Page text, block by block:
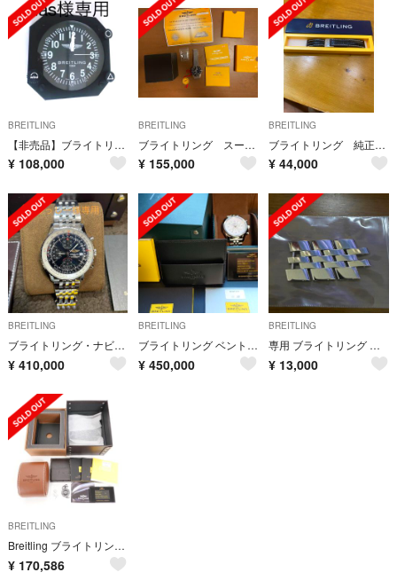
BREITLING
【非売品】ブライトリング 壁掛け
¥ 108,000
BREITLING
ブライトリング スーパーオーシャンヘリテージ46
¥ 155,000
BREITLING
ブライトリング 純正クロコベルト バックル付き
¥ 44,000
BREITLING
ブライトリング・ナビタイマーヘリテージ
¥ 410,000
BREITLING
ブライトリング ベントレー B05 ユニタイム
¥ 450,000
BREITLING
専用 ブライトリング クロノマット44 純正ベルトコマ
¥ 13,000
BREITLING
Breitling ブライトリング スーパーオーシャンⅡ 44 メンズ
¥ 170,586